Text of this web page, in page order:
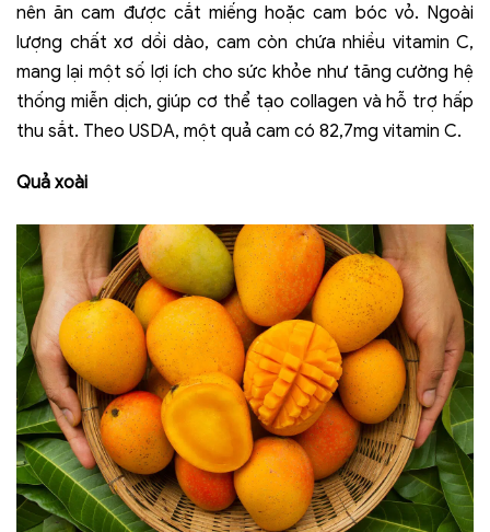
nên ăn cam được cắt miếng hoặc cam bóc vỏ. Ngoài
lượng chất xơ dồi dào, cam còn chứa nhiều vitamin C,
mang lại một số lợi ích cho sức khỏe như tăng cường hệ
thống miễn dịch, giúp cơ thể tạo collagen và hỗ trợ hấp
thu sắt. Theo USDA, một quả cam có 82,7mg vitamin C.
Quả xoài